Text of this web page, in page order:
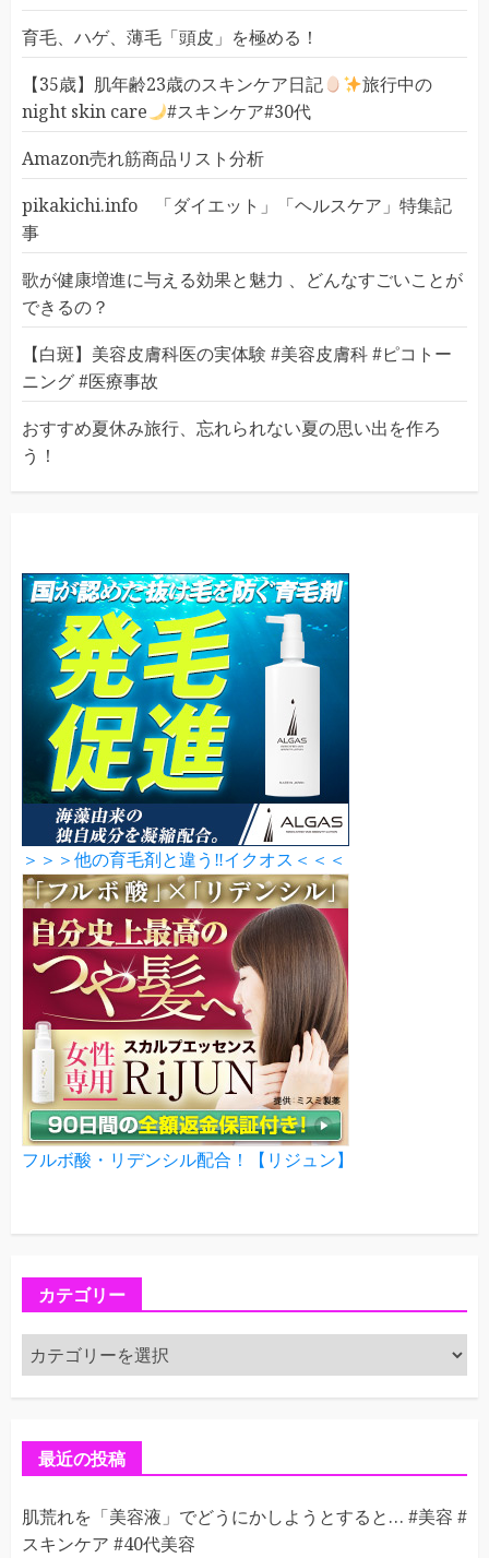
育毛、ハゲ、薄毛「頭皮」を極める！
【35歳】肌年齢23歳のスキンケア日記
旅行中の
night skin care
#スキンケア#30代
Amazon売れ筋商品リスト分析
pikakichi.info 「ダイエット」「ヘルスケア」特集記
事
歌が健康増進に与える効果と魅力 、どんなすごいことが
できるの？
【白斑】美容皮膚科医の実体験 #美容皮膚科 #ピコトー
ニング #医療事故
おすすめ夏休み旅行、忘れられない夏の思い出を作ろ
う！
＞＞＞他の育毛剤と違う‼イクオス＜＜＜
フルボ酸・リデンシル配合！【リジュン】
カテゴリー
カ
テ
ゴ
最近の投稿
肌荒れを「美容液」でどうにかしようとすると… #美容 #
スキンケア #40代美容